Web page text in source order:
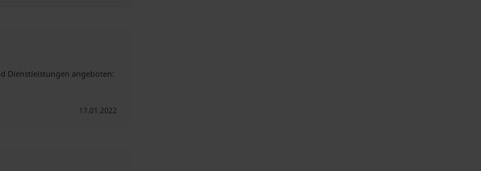
Dienstleistungen angeboten:
17.01.2022